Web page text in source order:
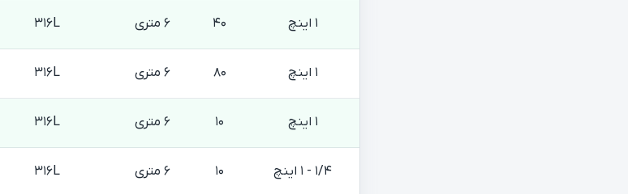
1 اینچ 40 6 متری 316L
1 اینچ 80 6 متری 316L
1 اینچ 10 6 متری 316L
1/4 - 1 اینچ 10 6 متری 316L